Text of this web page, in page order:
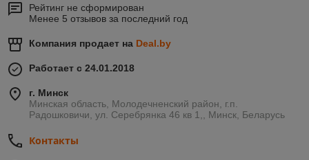
Рейтинг не сформирован
Менее 5 отзывов за последний год
Компания продает на Deal.by
Работает с 24.01.2018
г. Минск
Минская область, Молодечненский район, г.п.
Радошковичи, ул. Серебрянка 46 кв 1,, Минск, Беларусь
Контакты